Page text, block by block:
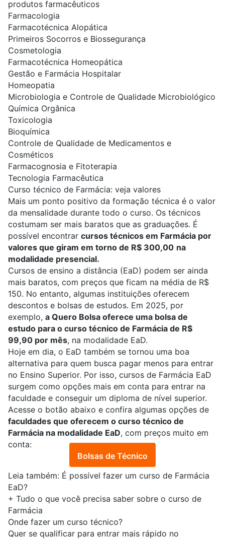
produtos farmacêuticos
Farmacologia
Farmacotécnica Alopática
Primeiros Socorros e Biossegurança
Cosmetologia
Farmacotécnica Homeopática
Gestão e Farmácia Hospitalar
Homeopatia
Microbiologia e Controle de Qualidade Microbiológico
Química Orgânica
Toxicologia
Bioquímica
Controle de Qualidade de Medicamentos e
Cosméticos
Farmacognosia e Fitoterapia
Tecnologia Farmacêutica
Curso técnico de Farmácia: veja valores
Mais um ponto positivo da formação técnica é o valor
da mensalidade durante todo o curso. Os técnicos
costumam ser mais baratos que as graduações. É
possível encontrar cursos técnicos em Farmácia por
valores que giram em torno de R$ 300,00 na
modalidade presencial.
Cursos de ensino a distância (EaD) podem ser ainda
mais baratos, com preços que ficam na média de R$
150. No entanto, algumas instituições oferecem
descontos e bolsas de estudos. Em 2025, por
exemplo, a Quero Bolsa oferece uma bolsa de
estudo para o curso técnico de Farmácia de R$
99,90 por mês, na modalidade EaD.
Hoje em dia, o EaD também se tornou uma boa
alternativa para quem busca pagar menos para entrar
no Ensino Superior. Por isso, cursos de Farmácia EaD
surgem como opções mais em conta para entrar na
faculdade e conseguir um diploma de nível superior.
Acesse o botão abaixo e confira algumas opções de
faculdades que oferecem o curso técnico de
Farmácia na modalidade EaD, com preços muito em
conta:
Bolsas de Técnico
Leia também: É possível fazer um curso de Farmácia
EaD?
+ Tudo o que você precisa saber sobre o curso de
Farmácia
Onde fazer um curso técnico?
Quer se qualificar para entrar mais rápido no